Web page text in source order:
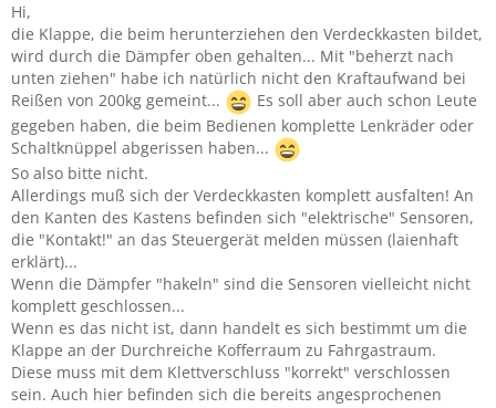
Hi,
die Klappe, die beim herunterziehen den Verdeckkasten bildet,
wird durch die Dämpfer oben gehalten... Mit "beherzt nach
unten ziehen" habe ich natürlich nicht den Kraftaufwand bei
Reißen von 200kg gemeint...
Es soll aber auch schon Leute
gegeben haben, die beim Bedienen komplette Lenkräder oder
Schaltknüppel abgerissen haben...
So also bitte nicht.
Allerdings muß sich der Verdeckkasten komplett ausfalten! An
den Kanten des Kastens befinden sich "elektrische" Sensoren,
die "Kontakt!" an das Steuergerät melden müssen (laienhaft
erklärt)...
Wenn die Dämpfer "hakeln" sind die Sensoren vielleicht nicht
komplett geschlossen...
Wenn es das nicht ist, dann handelt es sich bestimmt um die
Klappe an der Durchreiche Kofferraum zu Fahrgastraum.
Diese muss mit dem Klettverschluss "korrekt" verschlossen
sein. Auch hier befinden sich die bereits angesprochenen